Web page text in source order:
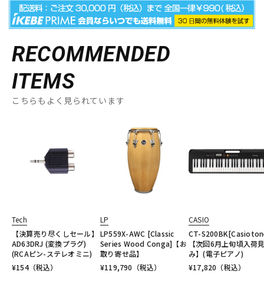
RECOMMENDED
ITEMS
こちらもよく見られています
Tech
【決算売り尽くしセール】
AD63DRJ (変換プラグ)
(RCAピン-ステレオミニ)
¥154（税込）
LP
LP559X-AWC [Classic
Series Wood Conga]【お
取り寄せ品】
¥119,790 （税込）
CASIO
CT-
【次回6月上旬頃入荷
み】(電子ピアノ)
¥17,820 （税込）